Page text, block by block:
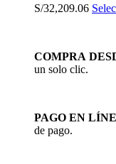
S/32,209.06
COMPRA
un solo clic.
PAGO EN
de pago.